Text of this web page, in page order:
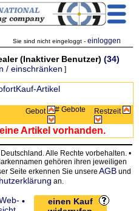
Sie sind nicht eingeloggt - einloggen
(Inaktiver Benutzer) (34)
/ einschränken ]
Artikel
Gebot # Gebote Restzeit
Artikel vorhanden.
Alle Rechte vorbehalten. •
gehören ihren jeweiligen
Seite erkennen Sie unsere AGB und
an.
einen Kauf